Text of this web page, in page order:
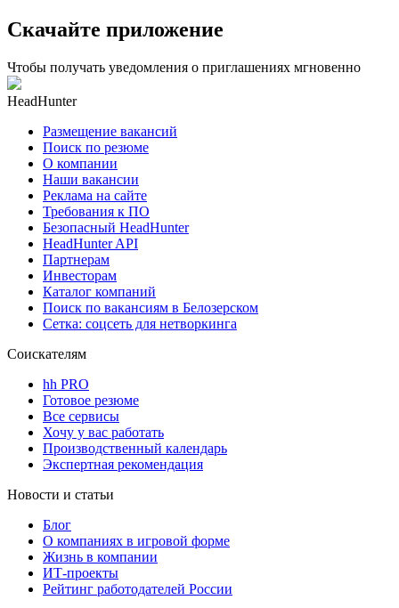
Скачайте приложение
Чтобы получать уведомления о приглашениях мгновенно
HeadHunter
Размещение вакансий
Поиск по резюме
О компании
Наши вакансии
Реклама на сайте
Требования к ПО
Безопасный HeadHunter
HeadHunter API
Партнерам
Инвесторам
Каталог компаний
Поиск по вакансиям в Белозерском
Сетка: соцсеть для нетворкинга
Соискателям
hh PRO
Готовое резюме
Все сервисы
Хочу у вас работать
Производственный календарь
Экспертная рекомендация
Новости и статьи
Блог
О компаниях в игровой форме
Жизнь в компании
ИТ-проекты
Рейтинг работодателей России